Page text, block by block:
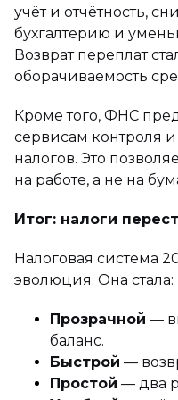
учёт и отчётность,
бухгалтерию и
Возврат переплат
оборачиваемость
Кроме того, ФНС
сервисам контроля
налогов. Это
на работе, а не на
Итог: налоги
Налоговая система
эволюция. Она стала:
Прозрачной —
баланс.
Быстрой —
Простой — два